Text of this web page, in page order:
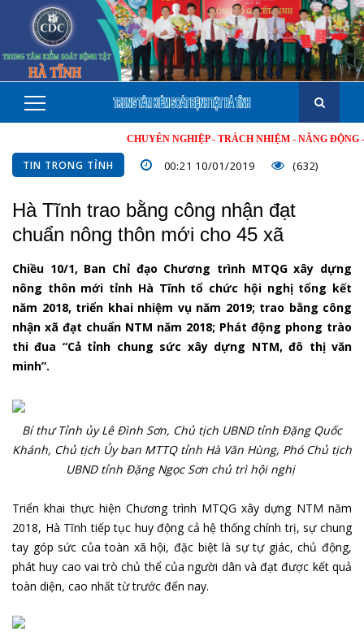
CHUYÊN NGHIỆP - TRÁCH NHIỆM - NĂNG ĐỘNG -
TIN TRONG TỈNH 00:21 10/01/2019 (632)
Hà Tĩnh trao bằng công nhận đạt
chuẩn nông thôn mới cho 45 xã
Chiều 10/1, Ban Chỉ đạo Chương trình MTQG xây dựng
nông thôn mới tỉnh Hà Tĩnh tổ chức hội nghị tổng kết
năm 2018, triển khai nhiệm vụ năm 2019; trao bằng công
nhận xã đạt chuẩn NTM năm 2018; Phát động phong trào
thi đua “Cả tỉnh chung sức xây dựng NTM, đô thị văn
minh”.
Bí thư Tỉnh ủy Lê Đình Sơn, Chủ tịch UBND tỉnh Đặng Quốc
Khánh, Chủ tịch Ủy ban MTTQ tỉnh Hà Văn Hùng, Phó Chủ tịch
UBND tỉnh Đặng Ngọc Sơn chủ trì hội nghị
Triển khai thực hiện Chương trình MTQG xây dựng NTM năm
2018, Hà Tĩnh tiếp tục huy động cả hệ thống chính trị, sự chung
tay góp sức của toàn xã hội, đặc biệt là sự tự giác, chủ động,
phát huy cao vai trò chủ thể của người dân và đạt được kết quả
toàn diện, cao nhất từ trước đến nay.